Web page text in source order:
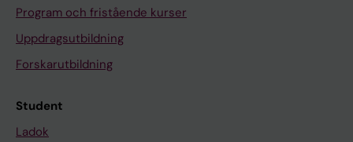
Program och fristående kurser
Uppdragsutbildning
Forskarutbildning
Student
Ladok